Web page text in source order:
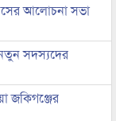
আলোচনা সভা
সদস্যদের
জকিগঞ্জের